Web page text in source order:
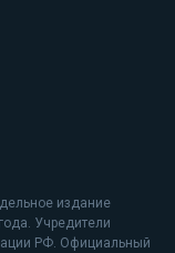
издание
Учредители
РФ. Официальный